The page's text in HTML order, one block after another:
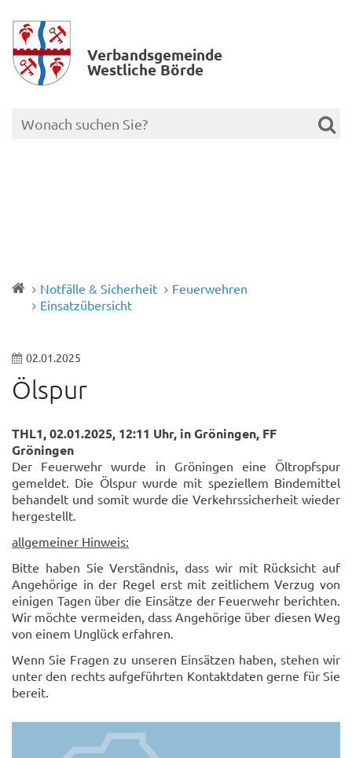
Verbands­gemeinde
Westliche Börde
Notfälle & Sicherheit
Feuerwehren
Einsatzübersicht
02.01.2025
Ölspur
THL1, 02.01.2025, 12:11 Uhr, in Gröningen, FF
Gröningen
Der Feuerwehr wurde in Gröningen eine Öltropfspur
gemeldet. Die Ölspur wurde mit speziellem Bindemittel
behandelt und somit wurde die Verkehrssicherheit wieder
hergestellt.
allgemeiner Hinweis:
Bitte haben Sie Verständnis, dass wir mit Rücksicht auf
Angehörige in der Regel erst mit zeitlichem Verzug von
einigen Tagen über die Einsätze der Feuerwehr berichten.
Wir möchte vermeiden, dass Angehörige über diesen Weg
von einem Unglück erfahren.
Wenn Sie Fragen zu unseren Einsätzen haben, stehen wir
unter den rechts aufgeführten Kontaktdaten gerne für Sie
bereit.